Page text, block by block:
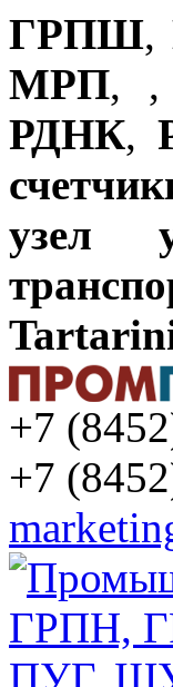
ГРПШ,
МРП, ,
РДНК,
узел
+7
+7